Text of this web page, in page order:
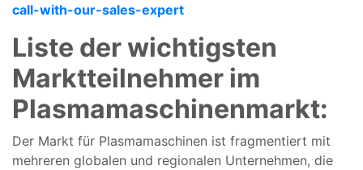
call-with-our-sales-expert
Liste der wichtigsten
Marktteilnehmer im
Plasmamaschinenmarkt:
Der Markt für Plasmamaschinen ist fragmentiert mit
mehreren globalen und regionalen Unternehmen, die